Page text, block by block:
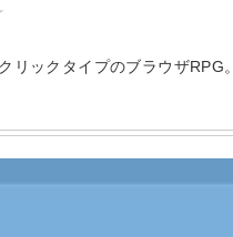
リックタイプのブラウザRPG。